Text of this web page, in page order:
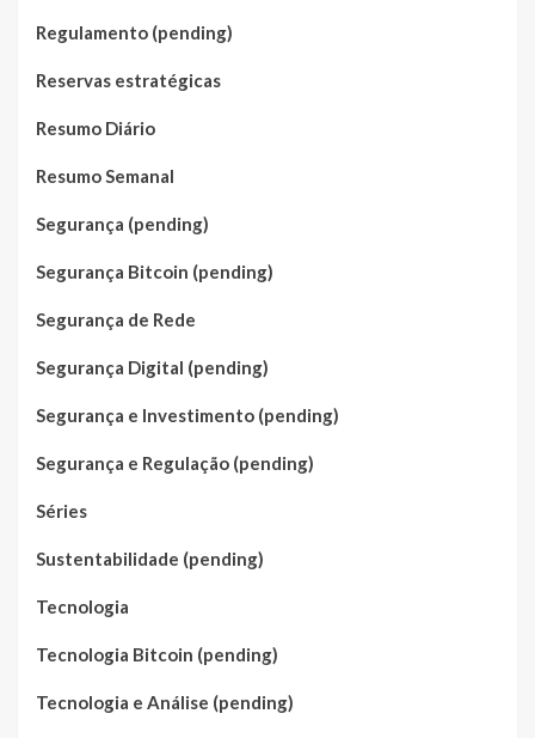
Regulamento (pending)
Reservas estratégicas
Resumo Diário
Resumo Semanal
Segurança (pending)
Segurança Bitcoin (pending)
Segurança de Rede
Segurança Digital (pending)
Segurança e Investimento (pending)
Segurança e Regulação (pending)
Séries
Sustentabilidade (pending)
Tecnologia
Tecnologia Bitcoin (pending)
Tecnologia e Análise (pending)